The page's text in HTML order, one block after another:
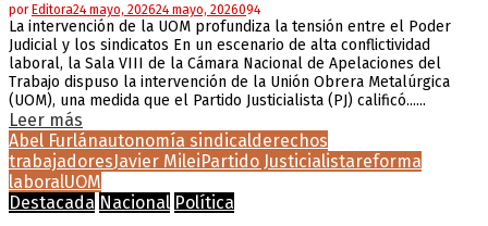
porEditora24 mayo, 202624 mayo, 2026094
La intervención de la UOM profundiza la tensión entre el Poder
Judicial y los sindicatos En un escenario de alta conflictividad
laboral, la Sala VIII de la Cámara Nacional de Apelaciones del
Trabajo dispuso la intervención de la Unión Obrera Metalúrgica
(UOM), una medida que el Partido Justicialista (PJ) calificó......
Leer más
Abel Furlánautonomía sindicalderechos
trabajadoresJavier MileiPartido Justicialistareforma
laboralUOM
Destacada Nacional Política